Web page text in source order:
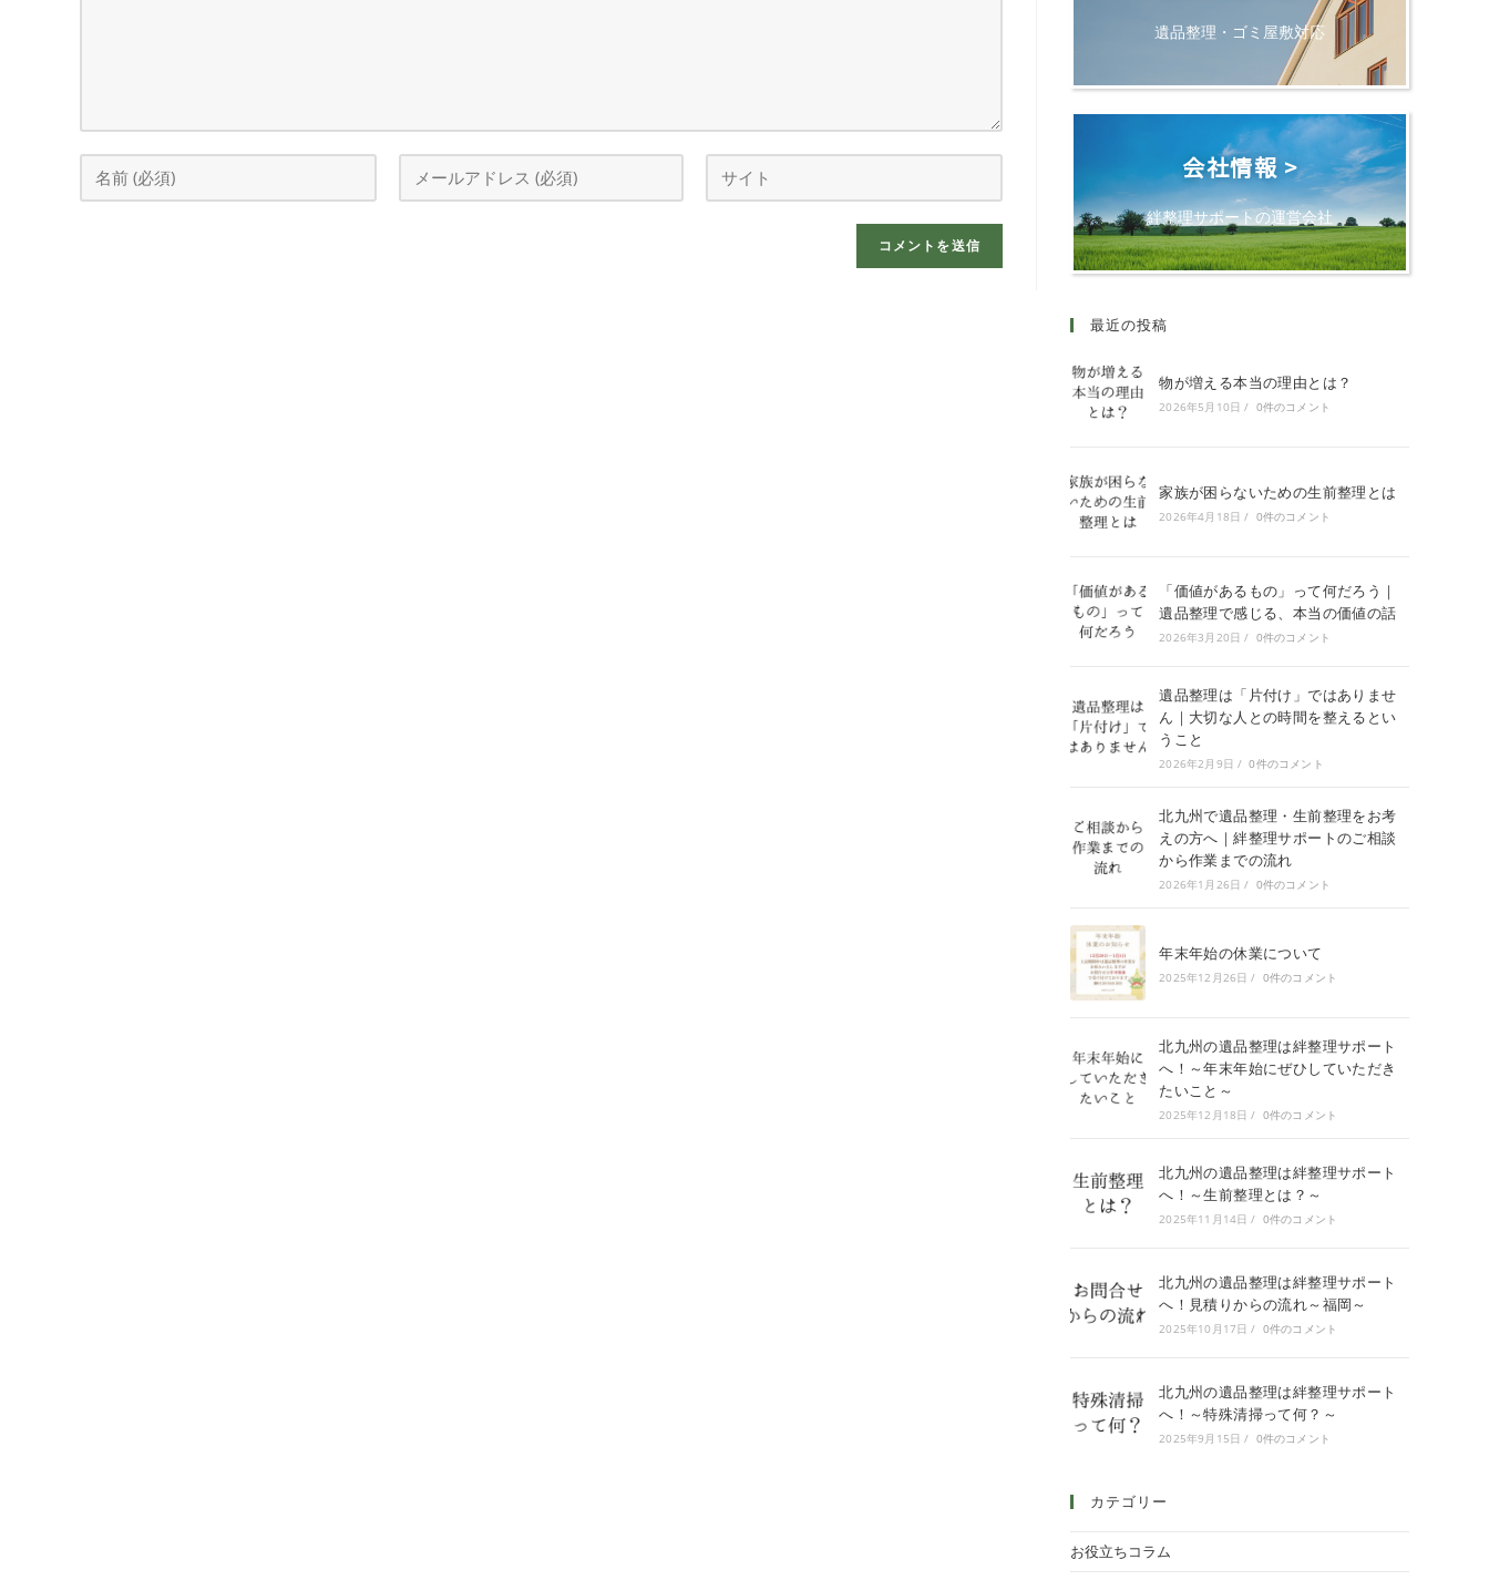
遺品整理・ゴミ屋敷対応
会社情報 >
絆整理サポートの運営会社
最近の投稿
物が増える本当の理由とは？
2026年5月10日 / 0件のコメント
家族が困らないための生前整理とは
2026年4月18日 / 0件のコメント
「価値があるもの」って何だろう｜
遺品整理で感じる、本当の価値の話
2026年3月20日 / 0件のコメント
遺品整理は「片付け」ではありませ
ん｜大切な人との時間を整えるとい
うこと
2026年2月9日 / 0件のコメント
北九州で遺品整理・生前整理をお考
えの方へ｜絆整理サポートのご相談
から作業までの流れ
2026年1月26日 / 0件のコメント
年末年始の休業について
2025年12月26日 / 0件のコメント
北九州の遺品整理は絆整理サポート
へ！～年末年始にぜひしていただき
たいこと～
2025年12月18日 / 0件のコメント
北九州の遺品整理は絆整理サポート
へ！～生前整理とは？～
2025年11月14日 / 0件のコメント
北九州の遺品整理は絆整理サポート
へ！見積りからの流れ～福岡～
2025年10月17日 / 0件のコメント
北九州の遺品整理は絆整理サポート
へ！～特殊清掃って何？～
2025年9月15日 / 0件のコメント
カテゴリー
お役立ちコラム